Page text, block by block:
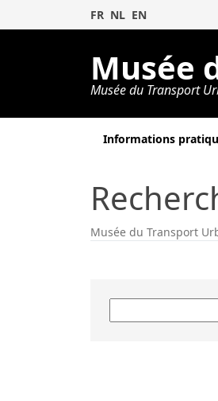
FR NL EN
Musée
Musée du Transport
Informations
Musée du Transport